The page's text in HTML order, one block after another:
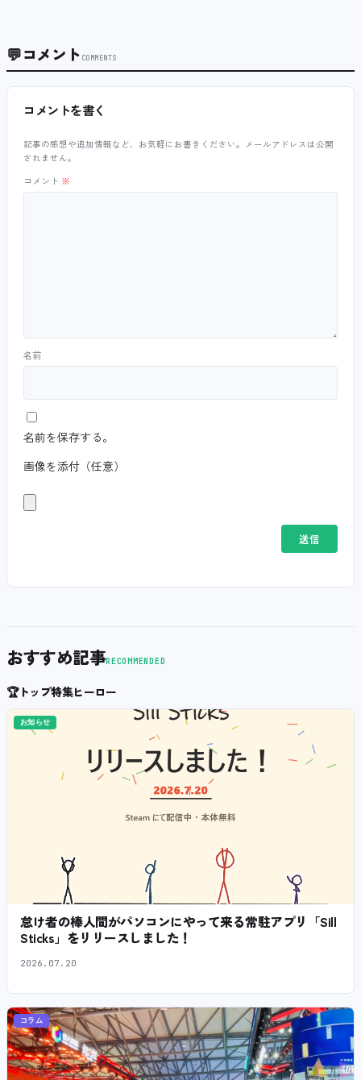
💬コメント COMMENTS
コメントを書く
記事の感想や追加情報など、お気軽にお書きください。メールアドレスは公開
されません。
コメント ※
名前
名前を保存する。
画像を添付（任意）
おすすめ記事RECOMMENDED
🏆トップ特集ヒーロー
お知らせ
怠け者の棒人間がパソコンにやって来る常駐アプリ「Sill
Sticks」をリリースしました！
2026.07.20
コラム